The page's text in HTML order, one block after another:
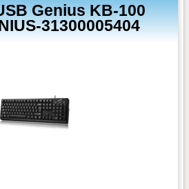
Genius KB-100
31300005404